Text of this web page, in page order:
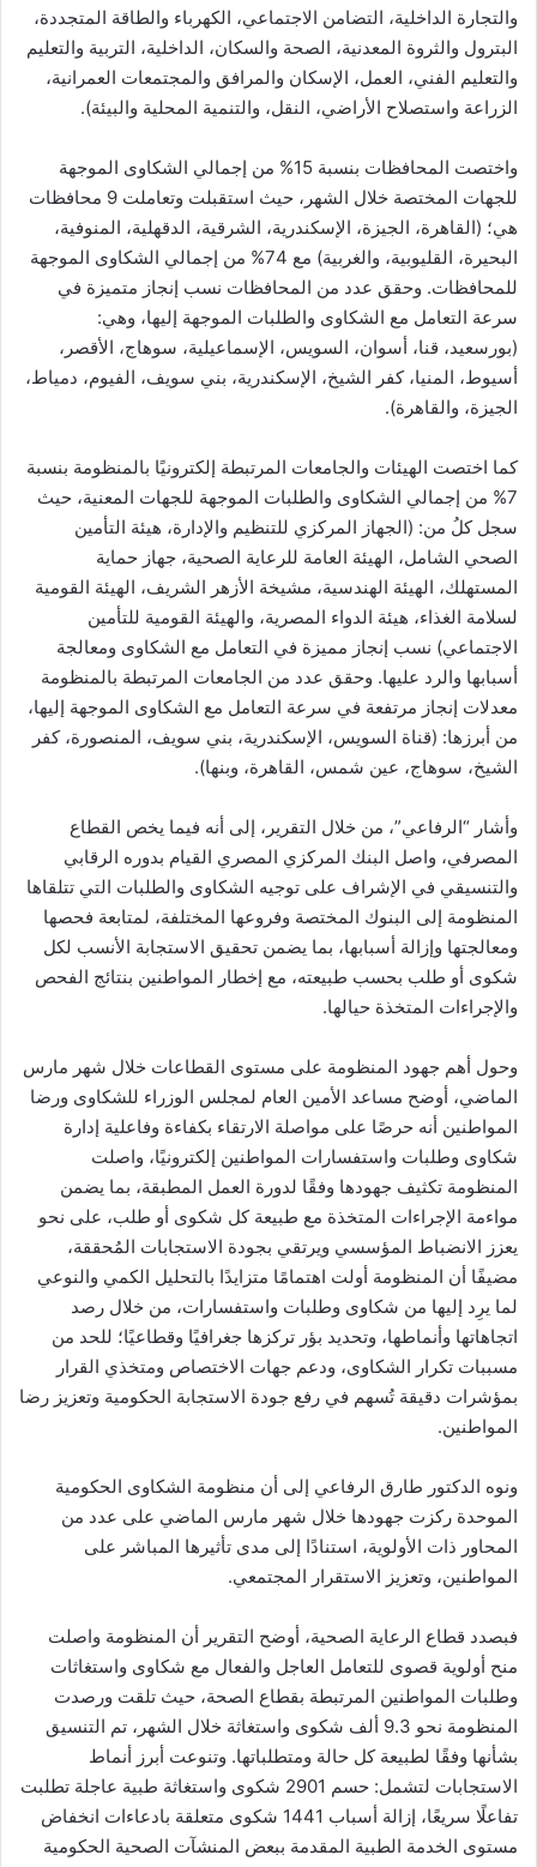
والتجارة الداخلية، التضامن الاجتماعي، الكهرباء والطاقة المتجددة،
البترول والثروة المعدنية، الصحة والسكان، الداخلية، التربية والتعليم
والتعليم الفني، العمل، الإسكان والمرافق والمجتمعات العمرانية،
الزراعة واستصلاح الأراضي، النقل، والتنمية المحلية والبيئة).
واختصت المحافظات بنسبة 15% من إجمالي الشكاوى الموجهة
للجهات المختصة خلال الشهر، حيث استقبلت وتعاملت 9 محافظات
هي؛ (القاهرة، الجيزة، الإسكندرية، الشرقية، الدقهلية، المنوفية،
البحيرة، القليوبية، والغربية) مع 74% من إجمالي الشكاوى الموجهة
للمحافظات. وحقق عدد من المحافظات نسب إنجاز متميزة في
سرعة التعامل مع الشكاوى والطلبات الموجهة إليها، وهي:
(بورسعيد، قنا، أسوان، السويس، الإسماعيلية، سوهاج، الأقصر،
أسيوط، المنيا، كفر الشيخ، الإسكندرية، بني سويف، الفيوم، دمياط،
الجيزة، والقاهرة).
كما اختصت الهيئات والجامعات المرتبطة إلكترونيًا بالمنظومة بنسبة
7% من إجمالي الشكاوى والطلبات الموجهة للجهات المعنية، حيث
سجل كلُ من: (الجهاز المركزي للتنظيم والإدارة، هيئة التأمين
الصحي الشامل، الهيئة العامة للرعاية الصحية، جهاز حماية
المستهلك، الهيئة الهندسية، مشيخة الأزهر الشريف، الهيئة القومية
لسلامة الغذاء، هيئة الدواء المصرية، والهيئة القومية للتأمين
الاجتماعي) نسب إنجاز مميزة في التعامل مع الشكاوى ومعالجة
أسبابها والرد عليها. وحقق عدد من الجامعات المرتبطة بالمنظومة
معدلات إنجاز مرتفعة في سرعة التعامل مع الشكاوى الموجهة إليها،
من أبرزها: (قناة السويس، الإسكندرية، بني سويف، المنصورة، كفر
الشيخ، سوهاج، عين شمس، القاهرة، وبنها).
وأشار “الرفاعي”، من خلال التقرير، إلى أنه فيما يخص القطاع
المصرفي، واصل البنك المركزي المصري القيام بدوره الرقابي
والتنسيقي في الإشراف على توجيه الشكاوى والطلبات التي تتلقاها
المنظومة إلى البنوك المختصة وفروعها المختلفة، لمتابعة فحصها
ومعالجتها وإزالة أسبابها، بما يضمن تحقيق الاستجابة الأنسب لكل
شكوى أو طلب بحسب طبيعته، مع إخطار المواطنين بنتائج الفحص
والإجراءات المتخذة حيالها.
وحول أهم جهود المنظومة على مستوى القطاعات خلال شهر مارس
الماضي، أوضح مساعد الأمين العام لمجلس الوزراء للشكاوى ورضا
المواطنين أنه حرصًا على مواصلة الارتقاء بكفاءة وفاعلية إدارة
شكاوى وطلبات واستفسارات المواطنين إلكترونيًا، واصلت
المنظومة تكثيف جهودها وفقًا لدورة العمل المطبقة، بما يضمن
مواءمة الإجراءات المتخذة مع طبيعة كل شكوى أو طلب، على نحو
يعزز الانضباط المؤسسي ويرتقي بجودة الاستجابات المُحققة،
مضيفًا أن المنظومة أولت اهتمامًا متزايدًا بالتحليل الكمي والنوعي
لما يرِد إليها من شكاوى وطلبات واستفسارات، من خلال رصد
اتجاهاتها وأنماطها، وتحديد بؤر تركزها جغرافيًا وقطاعيًا؛ للحد من
مسببات تكرار الشكاوى، ودعم جهات الاختصاص ومتخذي القرار
بمؤشرات دقيقة تُسهم في رفع جودة الاستجابة الحكومية وتعزيز رضا
المواطنين.
ونوه الدكتور طارق الرفاعي إلى أن منظومة الشكاوى الحكومية
الموحدة ركزت جهودها خلال شهر مارس الماضي على عدد من
المحاور ذات الأولوية، استنادًا إلى مدى تأثيرها المباشر على
المواطنين، وتعزيز الاستقرار المجتمعي.
فبصدد قطاع الرعاية الصحية، أوضح التقرير أن المنظومة واصلت
منح أولوية قصوى للتعامل العاجل والفعال مع شكاوى واستغاثات
وطلبات المواطنين المرتبطة بقطاع الصحة، حيث تلقت ورصدت
المنظومة نحو 9.3 ألف شكوى واستغاثة خلال الشهر، تم التنسيق
بشأنها وفقًا لطبيعة كل حالة ومتطلباتها. وتنوعت أبرز أنماط
الاستجابات لتشمل: حسم 2901 شكوى واستغاثة طبية عاجلة تطلبت
تفاعلًا سريعًا، إزالة أسباب 1441 شكوى متعلقة بادعاءات انخفاض
مستوى الخدمة الطبية المقدمة ببعض المنشآت الصحية الحكومية